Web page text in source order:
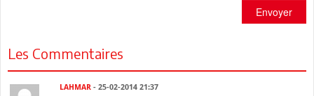
Envoyer
Les Commentaires
LAHMAR - 25-02-2014 21:37